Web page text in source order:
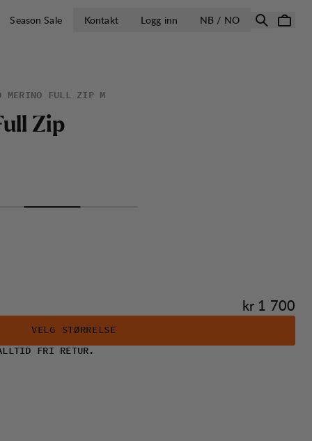
Season Sale Kontakt Logg inn NB / NOÅPNE VELG
MERINO FULL ZIP M
ull Zip
Pris:
kr 1 700
VELG STØRRELSE
FRI RETUR.